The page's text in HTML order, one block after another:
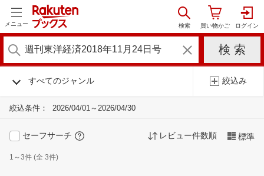
メニュー
すべてのジャンル 絞込み
絞込条件： 2026/04/01～2026/04/30
セーフサーチ レビュー件数順 標準
1～3件 (全 3件)